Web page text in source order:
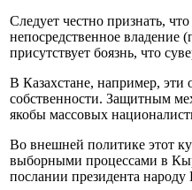
Следует честно признать,
непосредственное владение
присутствует боязнь, что
В Казахстане, например, эти
собственности. Защитным
якобы массовых
Во внешней политике этот
выборными процессами в
послании президента